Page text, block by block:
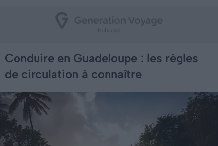
Conduire en Guadeloupe : les règles
de circulation à connaître